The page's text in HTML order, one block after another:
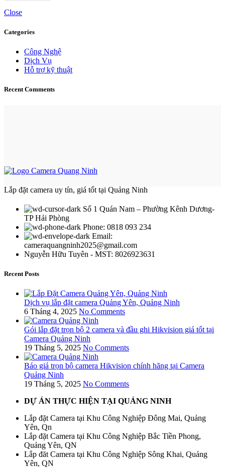
Close
Categories
Công Nghệ
Dịch Vụ
Hỗ trợ kỹ thuật
Recent Comments
Lắp đặt camera uy tín, giá tốt tại Quảng Ninh
Số 1 Quán Nam – Phường Kênh Dương-
TP Hải Phòng
Phone: 0818 093 234
Email:
cameraquangninh2025@gmail.com
Nguyễn Hữu Tuyên - MST: 8026923631
Recent Posts
Dịch vụ lắp đặt camera Quảng Yên, Quảng Ninh
6 Tháng 4, 2025 No Comments
Gói lắp đặt trọn bộ 2 camera và đầu ghi Hikvision giá tốt tại
Camera Quảng Ninh
19 Tháng 5, 2025 No Comments
Báo giá trọn bộ camera Hikvision chính hãng tại Camera
Quảng Ninh
19 Tháng 5, 2025 No Comments
DỰ ÁN THỰC HIỆN TẠI QUẢNG NINH
Lắp đặt Camera tại Khu Công Nghiệp Đông Mai, Quảng
Yên, Qn
Lắp đặt Camera tại Khu Công Nghiệp Bắc Tiền Phong,
Quảng Yên, QN
Lắp đăt Camera tại Khu Công Nghiệp Sông Khai, Quảng
Yên, QN